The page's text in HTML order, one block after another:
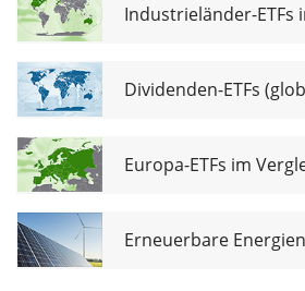
Industrieländer-ETFs
Dividenden-ETFs
Europa-ETFs im